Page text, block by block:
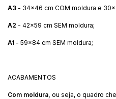
A3 - 34x46 cm COM moldura e
A2 - 42x59 cm SEM moldura;
A1 - 59x84 cm SEM moldura;
ACABAMENTOS
Com moldura, ou seja, o quadro